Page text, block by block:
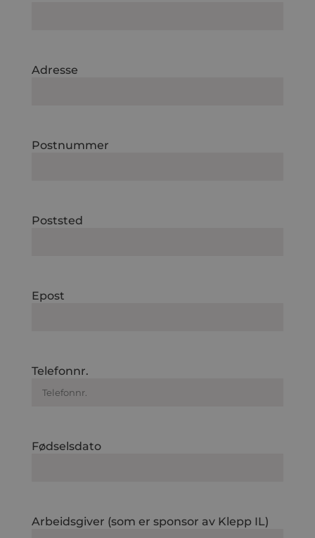
Adresse
Postnummer
Poststed
Epost
Telefonnr.
Fødselsdato
Arbeidsgiver (som er sponsor av Klepp IL)